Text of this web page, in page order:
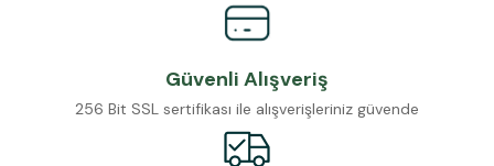
Güvenli Alışveriş
256 Bit SSL sertifikası ile alışverişleriniz güvende